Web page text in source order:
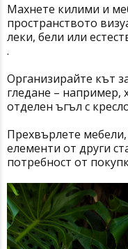
Махнете килими и
пространството
леки, бели или
.
Организирайте кът
гледане – например,
отделен ъгъл с
Прехвърлете
елементи от други
потребност от